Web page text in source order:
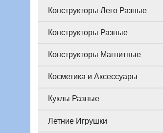
Конструкторы Лего Разные
Конструкторы Разные
Конструкторы Магнитные
Косметика и Аксессуары
Куклы Разные
Летние Игрушки